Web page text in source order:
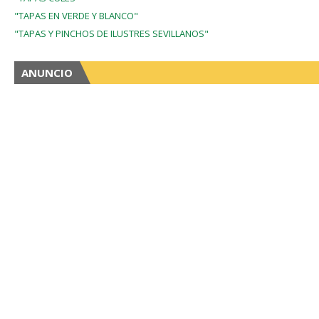
"TAPAS EN VERDE Y BLANCO"
"TAPAS Y PINCHOS DE ILUSTRES SEVILLANOS"
ANUNCIO